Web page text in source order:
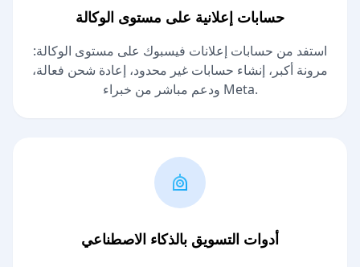
حسابات إعلانية على مستوى الوكالة
استفد من حسابات إعلانات فيسبوك على مستوى الوكالة:
مرونة أكبر، إنشاء حسابات غير محدود، إعادة شحن فعالة،
ودعم مباشر من خبراء Meta.
أدوات التسويق بالذكاء الاصطناعي